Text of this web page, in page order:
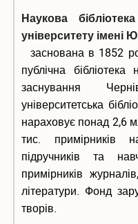
Наукова
університету імені
заснована в 1852
публічна
заснування
університетська
нараховує понад 2,6
тис. примірників
підручників та
примірників
літератури. Фонд
творів.